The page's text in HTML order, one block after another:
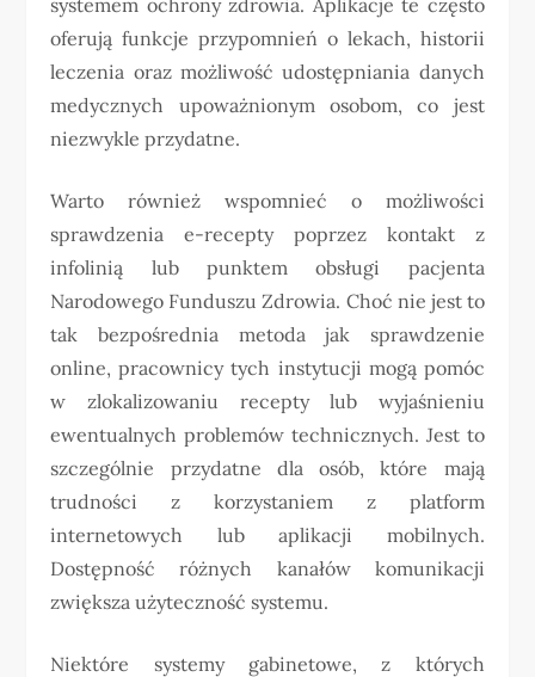
oferują funkcje przypomnień o lekach, historii
leczenia oraz możliwość udostępniania danych
medycznych upoważnionym osobom, co jest
niezwykle przydatne.
Warto również wspomnieć o możliwości
sprawdzenia e-recepty poprzez kontakt z
infolinią lub punktem obsługi pacjenta
Narodowego Funduszu Zdrowia. Choć nie jest to
tak bezpośrednia metoda jak sprawdzenie
online, pracownicy tych instytucji mogą pomóc
w zlokalizowaniu recepty lub wyjaśnieniu
ewentualnych problemów technicznych. Jest to
szczególnie przydatne dla osób, które mają
trudności z korzystaniem z platform
internetowych lub aplikacji mobilnych.
Dostępność różnych kanałów komunikacji
zwiększa użyteczność systemu.
Niektóre systemy gabinetowe, z których